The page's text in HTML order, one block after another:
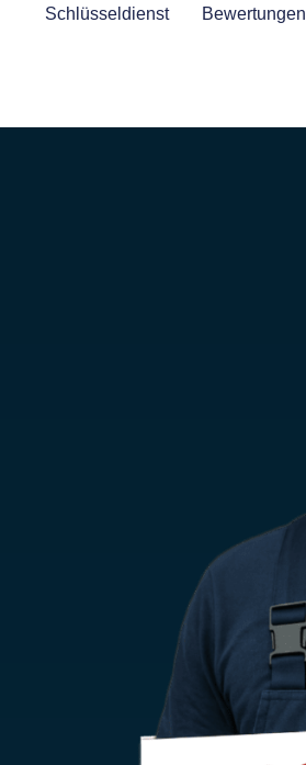
Schlüsseldienst Bewertungen